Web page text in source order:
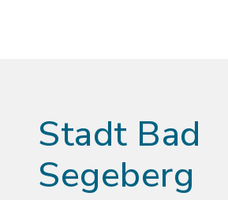
Stadt Bad
Segeberg